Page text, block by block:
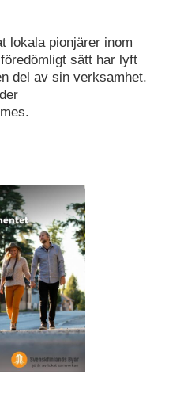
lokala pionjärer inom
sätt har lyft
del av sin verksamhet.